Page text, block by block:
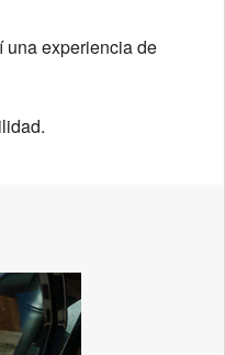
una experiencia de